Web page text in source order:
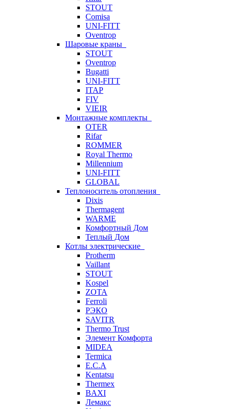
STOUT
Comisa
UNI-FITT
Oventrop
Шаровые краны
STOUT
Oventrop
Bugatti
UNI-FITT
ITAP
FIV
VIEIR
Монтажные комплекты
OTER
Rifar
ROMMER
Royal Thermo
Millennium
UNI-FITT
GLOBAL
Теплоноситель отопления
Dixis
Thermagent
WARME
Комфортный Дом
Теплый Дом
Котлы электрические
Protherm
Vaillant
STOUT
Kospel
ZOTA
Ferroli
РЭКО
SAVITR
Thermo Trust
Элемент Комфорта
MIDEA
Termica
E.C.A
Kentatsu
Thermex
BAXI
Лемакс